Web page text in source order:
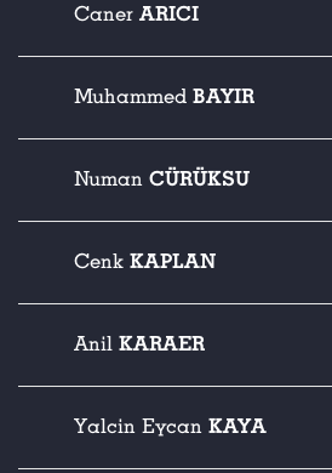
Caner ARICI
Muhammed BAYIR
Numan CÜRÜKSU
Cenk KAPLAN
Anil KARAER
Yalcin Eycan KAYA